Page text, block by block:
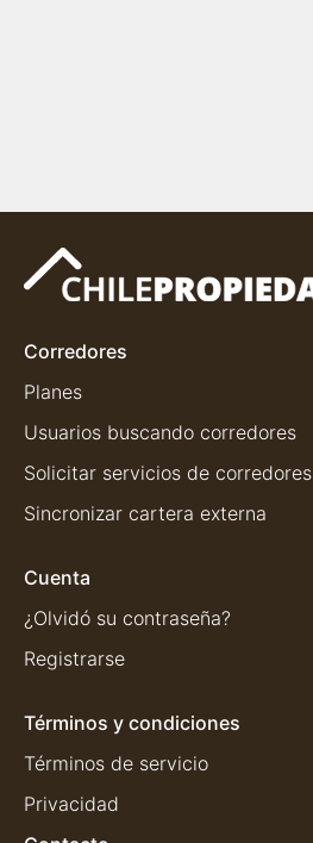
Corredores
Planes
Usuarios buscando corredores
Solicitar servicios de corredores
Sincronizar cartera externa
Cuenta
¿Olvidó su contraseña?
Registrarse
Términos y condiciones
Términos de servicio
Privacidad